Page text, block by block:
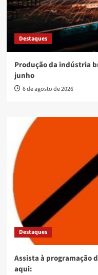
Destaques
Produção da indústria
junho
6 de agosto de 2026
Destaques
Assista à programação
aqui: